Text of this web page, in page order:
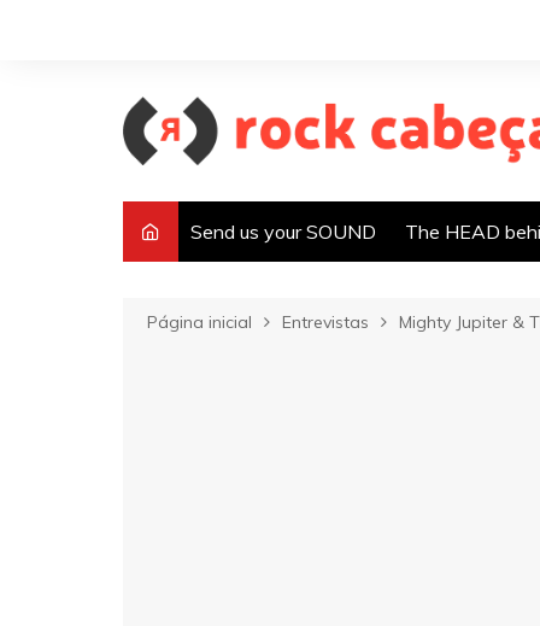
Send us your SOUND The HEAD
Página inicial Entrevistas Mighty Jupiter &